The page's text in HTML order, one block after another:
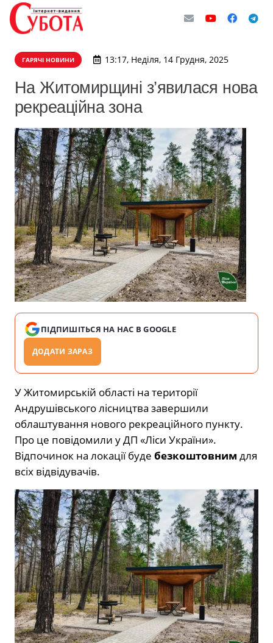
ГАРЯЧІ НОВИНИ 13:17, Неділя, 14 Грудня, 2025
На Житомирщині з’явилася нова
рекреаційна зона
ПІДПИШІТЬСЯ НА НАС В GOOGLE
ДОДАТИ ЗАРАЗ
У Житомирській області на території
Андрушівського лісництва завершили
облаштування нового рекреаційного пункту.
Про це повідомили у ДП «Ліси України».
Відпочинок на локації буде безкоштовним для
всіх відвідувачів.